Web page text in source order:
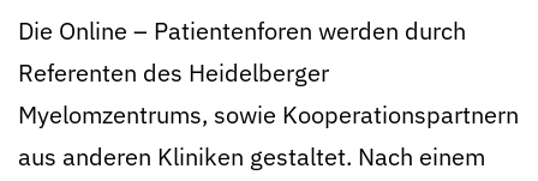
Die Online – Patientenforen werden durch
Referenten des Heidelberger
Myelomzentrums, sowie Kooperationspartnern
aus anderen Kliniken gestaltet. Nach einem